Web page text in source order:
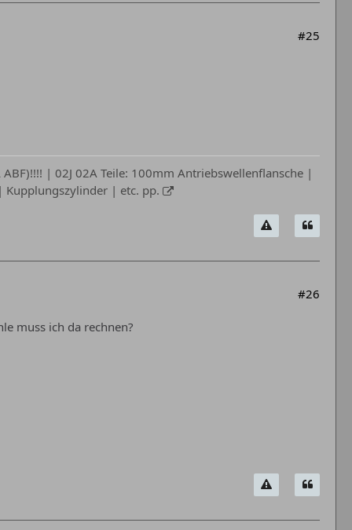
#25
| 02J 02A Teile: 100mm Antriebswellenflansche |
| etc. pp.
#26
muss ich da rechnen?